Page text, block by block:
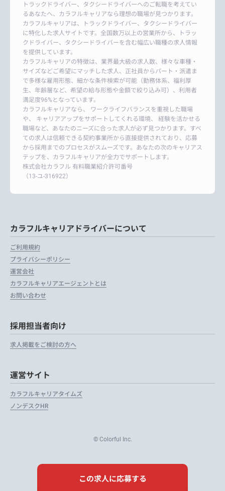
この求人に応募する
トラックドライバー、タクシードライバーへのご転職を考えてい
るあなたへ、カラフルキャリアなら理想の職場が見つかります。
カラフルキャリアは、トラックドライバー、タクシードライバー
に特化した求人サイトです。全国数万以上の営業所から、トラッ
クドライバー、タクシードライバーを含む幅広い職種の求人情報
を提供しています。
カラフルキャリアの特徴は、業界最大級の求人数、様々な車種・
サイズなどご希望にマッチした求人、正社員からパート・派遣ま
で多様な雇用形態、細かな条件検索が可能（勤務体系、福利厚
生、年齢層など、希望の給与形態や金額で絞り込み可）、利用者
満足度96%となっています。
カラフルキャリアなら、 ワークライフバランスを重視した職場
や、 キャリアアップをサポートしてくれる環境、 経験を活かせる
職場など、あなたのニーズに合った求人が必ず見つかります。すべ
ての求人は信頼できる契約事業所から直接提供されており、応募
から採用までのプロセスがスムーズです。あなたの次のキャリアス
テップを、カラフルキャリアが全力でサポートします。
株式会社カラフル 有料職業紹介許可番号
（13-ユ-316922）
カラフルキャリアドライバーについて
ご利用規約
プライバシーポリシー
運営会社
カラフルキャリアエージェントとは
お問い合わせ
採用担当者向け
求人掲載をご検討の方へ
運営サイト
カラフルキャリアタイムズ
ノンデスクHR
© Colorful Inc.